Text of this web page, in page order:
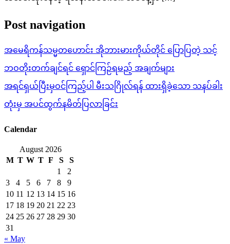
Post navigation
အမေရိကန်သမ္မတဟောင်း အိုဘားမားကိုယ်တိုင် ပြောပြတဲ့ သင့်
ဘဝတိုးတက်ချင်ရင် ရှောင်ကြဉ်ရမည့် အချက်များ
အရင်ရှယ်ပြီးမှဝင်ကြည့်ပါ မီးသဂြိုလ်ရန် ထားရှိခဲ့သော သနပ်ခါး
တုံးမှ အပင်ထွက်နမိတ်ပြလာခြင်း
Calendar
August 2026
M T W T F S
S
1
2
3
4 5 6 7 8
9
10 11 12 13 14 15 16
17 18 19 20 21 22 23
24 25 26 27 28 29 30
31
« May